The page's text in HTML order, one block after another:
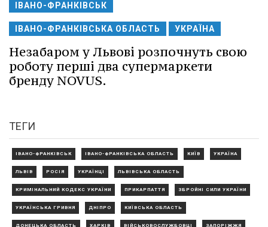
ІВАНО-ФРАНКІВСЬК
ІВАНО-ФРАНКІВСЬКА ОБЛАСТЬ УКРАЇНА
Незабаром у Львові розпочнуть свою
роботу перші два супермаркети
бренду NOVUS.
ТЕГИ
ІВАНО-ФРАНКІВСЬК ІВАНО-ФРАНКІВСЬКА ОБЛАСТЬ КИЇВ УКРАЇНА
ЛЬВІВ РОСІЯ УКРАЇНЦІ ЛЬВІВСЬКА ОБЛАСТЬ
КРИМІНАЛЬНИЙ КОДЕКС УКРАЇНИ ПРИКАРПАТТЯ ЗБРОЙНІ СИЛИ УКРАЇНИ
УКРАЇНСЬКА ГРИВНЯ ДНІПРО КИЇВСЬКА ОБЛАСТЬ
ДОНЕЦЬКА ОБЛАСТЬ ХАРКІВ ВІЙСЬКОВОСЛУЖБОВЦІ ЗАПОРІЖЖЯ